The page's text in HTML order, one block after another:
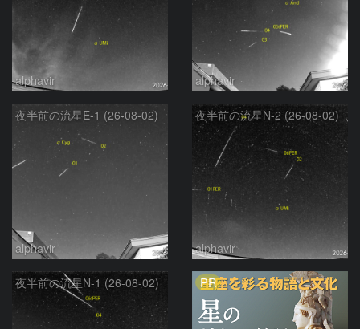
alphavir alphavir
夜半前の流星E-1 (26-08-02)
alphavir
夜半前の流星N-2 (26-08-02)
alphavir
夜半前の流星N-1 (26-08-02) PR